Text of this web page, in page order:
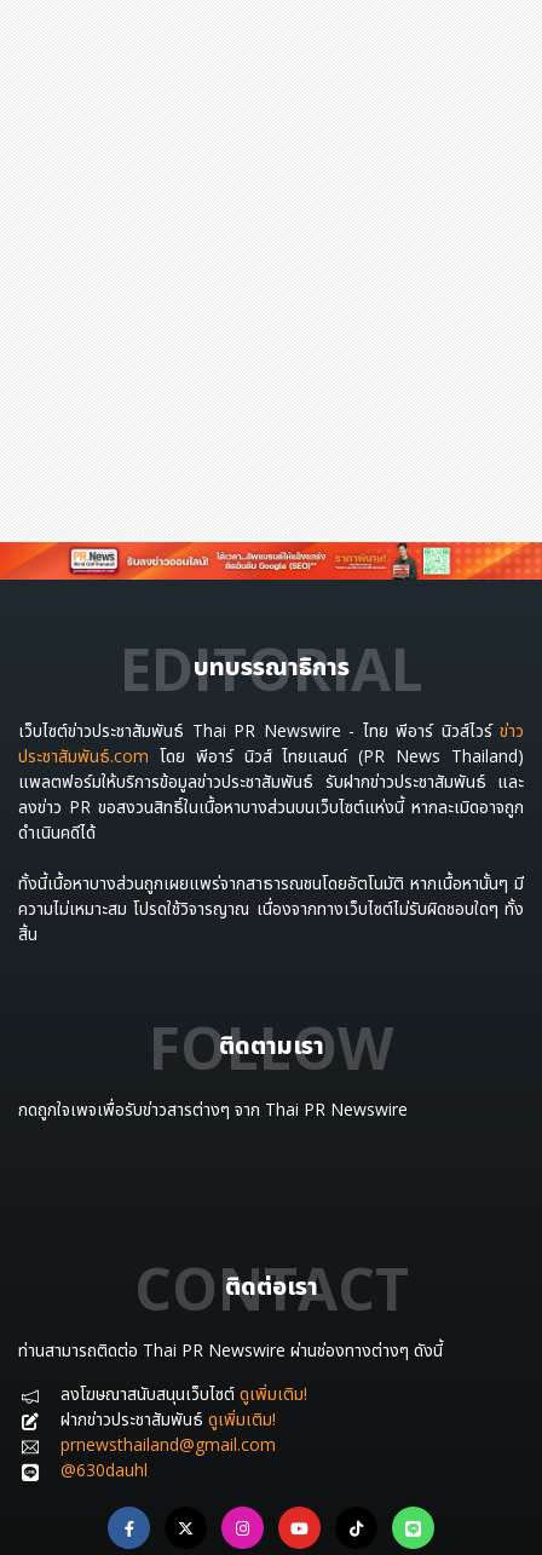
บทบรรณาธิการ
EDITORIAL
เว็บไซต์ข่าวประชาสัมพันธ์ Thai PR Newswire - ไทย พีอาร์ นิวส์ไวร์ ข่าว
ประชาสัมพันธ์.com โดย พีอาร์ นิวส์ ไทยแลนด์ (PR News Thailand)
แพลตฟอร์มให้บริการข้อมูลข่าวประชาสัมพันธ์ รับฝากข่าวประชาสัมพันธ์ และ
ลงข่าว PR ขอสงวนสิทธิ์ในเนื้อหาบางส่วนบนเว็บไซต์แห่งนี้ หากละเมิดอาจถูก
ดำเนินคดีได้
ทั้งนี้เนื้อหาบางส่วนถูกเผยแพร่จากสาธารณชนโดยอัตโนมัติ หากเนื้อหานั้นๆ มี
ความไม่เหมาะสม โปรดใช้วิจารญาณ เนื่องจากทางเว็บไซต์ไม่รับผิดชอบใดๆ ทั้ง
สิ้น
ติดตามเรา
FOLLOW
กดถูกใจเพจเพื่อรับข่าวสารต่างๆ จาก Thai PR Newswire
ติดต่อเรา
CONTACT
ท่านสามารถติดต่อ Thai PR Newswire ผ่านช่องทางต่างๆ ดังนี้
ลงโฆษณาสนับสนุนเว็บไซต์ ดูเพิ่มเติม!
ฝากข่าวประชาสัมพันธ์ ดูเพิ่มเติม!
prnewsthailand@gmail.com
@630dauhl